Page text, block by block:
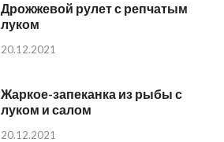
Дрожжевой рулет с репчатым
луком
20.12.2021
Жаркое-запеканка из рыбы с
луком и салом
20.12.2021